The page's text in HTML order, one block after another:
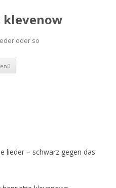
oder so
Zum Inhalt springen
lieder – schwarz gegen das